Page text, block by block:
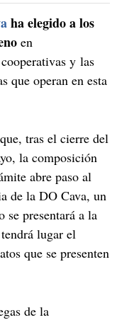
ha elegido a los
en
y las
que operan en esta
tras el cierre del
la composición
abre paso al
de la DO Cava, un
se presentará a la
lugar el
que se presenten
de la